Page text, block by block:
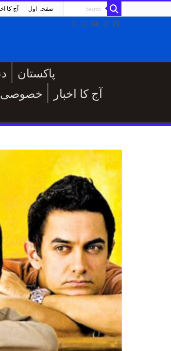
آج کا صفحہ اول
پاکستان
خصوصی
آج کا اخبار